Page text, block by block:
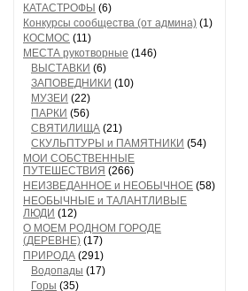
КАТАСТРОФЫ (6)
Конкурсы сообщества (от админа) (1)
КОСМОС (11)
МЕСТА рукотворные (146)
ВЫСТАВКИ (6)
ЗАПОВЕДНИКИ (10)
МУЗЕИ (22)
ПАРКИ (56)
СВЯТИЛИЩА (21)
СКУЛЬПТУРЫ и ПАМЯТНИКИ (54)
МОИ СОБСТВЕННЫЕ
ПУТЕШЕСТВИЯ (266)
НЕИЗВЕДАННОЕ и НЕОБЫЧНОЕ (58)
НЕОБЫЧНЫЕ и ТАЛАНТЛИВЫЕ
ЛЮДИ (12)
О МОЕМ РОДНОМ ГОРОДЕ
(ДЕРЕВНЕ) (17)
ПРИРОДА (291)
Водопады (17)
Горы (35)